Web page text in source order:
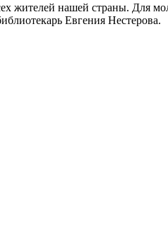
жителей нашей страны. Для
Евгения Нестерова.